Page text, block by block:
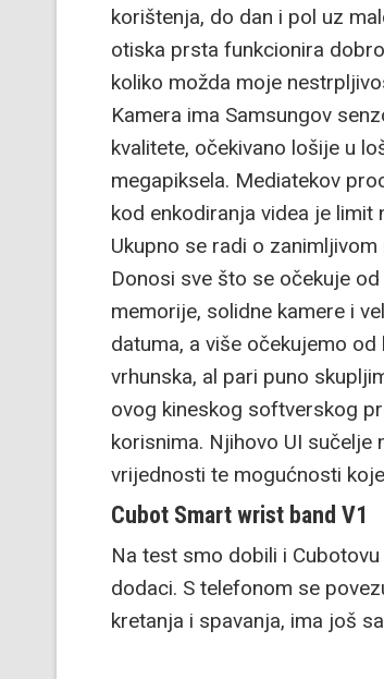
korištenja, do dan i pol uz
otiska prsta funkcionira
koliko možda moje
Kamera ima Samsungov
kvalitete, očekivano lošije u
megapiksela. Mediatekov
kod enkodiranja videa je limit
Ukupno se radi o
Donosi sve što se očekuje
memorije, solidne kamere i
datuma, a više očekujemo
vrhunska, al pari puno
ovog kineskog softverskog
korisnima. Njihovo UI
vrijednosti te mogućnosti
Cubot Smart wrist band V1
Na test smo dobili i
dodaci. S telefonom se
kretanja i spavanja, ima još